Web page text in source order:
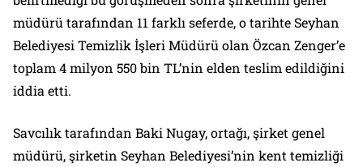
müdürü tarafından 11 farklı seferde, o tarihte Seyhan
Belediyesi Temizlik İşleri Müdürü olan Özcan Zenger’e
toplam 4 milyon 550 bin TL’nin elden teslim edildiğini
iddia etti.
Savcılık tarafından Baki Nugay, ortağı, şirket genel
müdürü, şirketin Seyhan Belediyesi’nin kent temizliği